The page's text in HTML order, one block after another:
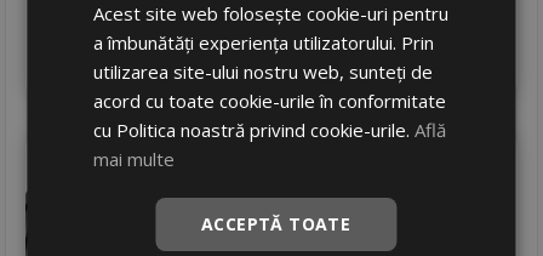
Stoc magazin
4 Adauga in cos
Massimo
185/65 R15 88H
Turisme
Acest site web folosește cookie-uri pentru
a îmbunătăți experiența utilizatorului. Prin
utilizarea site-ului nostru web, sunteți de
acord cu toate cookie-urile în conformitate
cu Politica noastră privind cookie-urile.Află
mai multe
ACCEPTĂ TOATE